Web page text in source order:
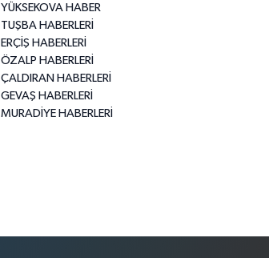
YÜKSEKOVA HABER
TUŞBA HABERLERİ
ERÇİŞ HABERLERİ
ÖZALP HABERLERİ
ÇALDIRAN HABERLERİ
GEVAŞ HABERLERİ
MURADİYE HABERLERİ